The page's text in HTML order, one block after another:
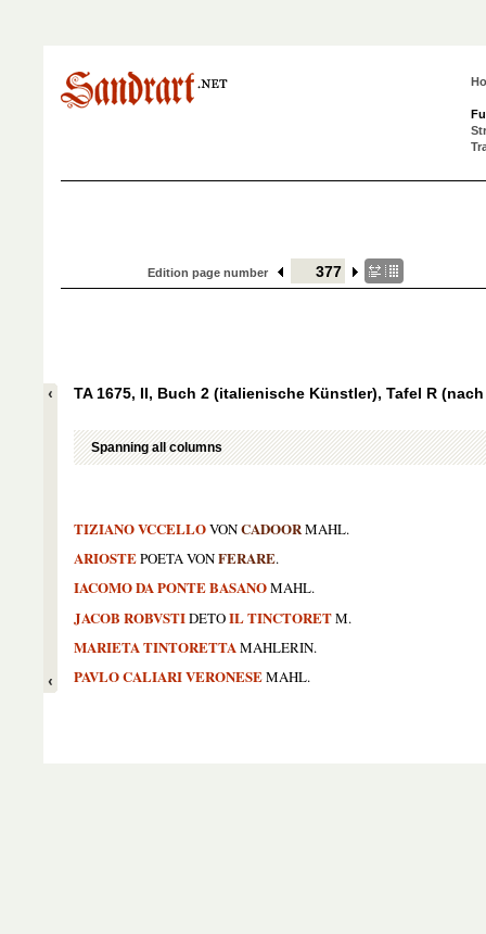
Edition page number
TA 1675, II, Buch 2 (italienische Künstler), Tafel R (nach
Spanning all columns
TIZIANO VCCELLOVONCADOORMAHL.
ARIOSTEPOETA VONFERARE.
IACOMO DA PONTE BASANOMAHL.
JACOB ROBVSTIDETOIL TINCTORETM.
MARIETA TINTORETTAMAHLERIN.
PAVLO CALIARI VERONESEMAHL.